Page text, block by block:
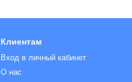
Клиентам
Вход в личный кабинет
О нас